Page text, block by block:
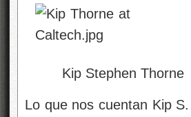
Kip Stephen Thorne
Lo que nos cuentan Kip